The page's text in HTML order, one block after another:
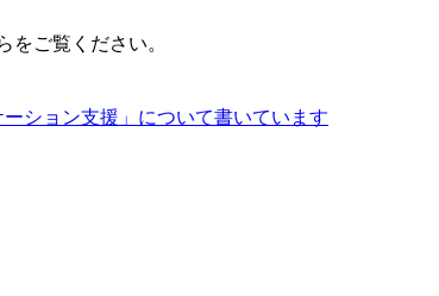
をご覧ください。
ション支援」について書いています